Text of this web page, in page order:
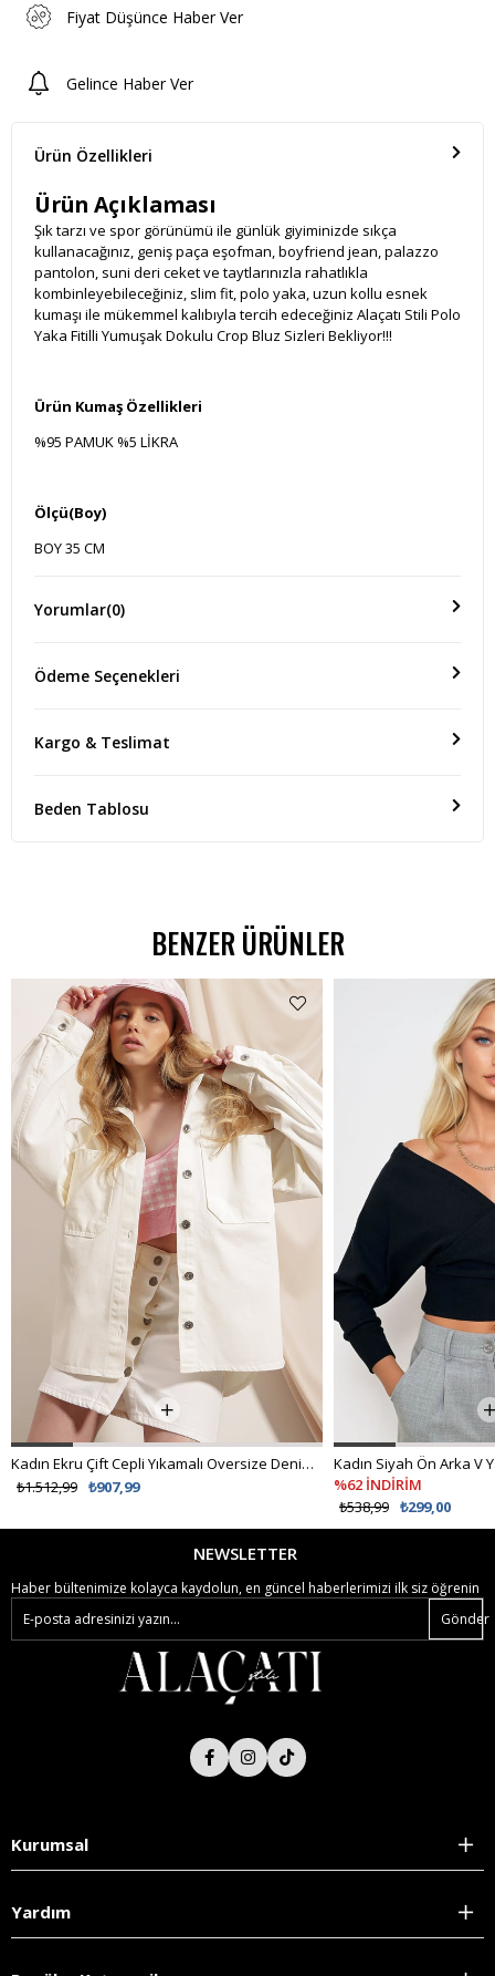
Fiyat Düşünce Haber Ver
Gelince Haber Ver
Ürün Özellikleri
Ürün Açıklaması
Şık tarzı ve spor görünümü ile günlük giyiminizde sıkça
kullanacağınız, geniş paça eşofman, boyfriend jean, palazzo
pantolon, suni deri ceket ve taytlarınızla rahatlıkla
kombinleyebileceğiniz, slim fit, polo yaka, uzun kollu esnek
kumaşı ile mükemmel kalıbıyla tercih edeceğiniz Alaçatı Stili Polo
Yaka Fitilli Yumuşak Dokulu Crop Bluz Sizleri Bekliyor!!!
Ürün Kumaş Özellikleri
%95 PAMUK %5 LİKRA
Ölçü(Boy)
BOY 35 CM
Yorumlar(0)
Ödeme Seçenekleri
Kargo & Teslimat
Beden Tablosu
BENZER ÜRÜNLER
Kadın Ekru Çift Cepli Yıkamalı Oversize Denim Ceket ALC-X8152
₺907,99
₺1.512,99
%62 İNDİRİM
₺299,00
₺538,99
NEWSLETTER
Haber bültenimize kolayca kaydolun, en güncel haberlerimizi ilk siz öğrenin
Gönder
Kurumsal
Yardım